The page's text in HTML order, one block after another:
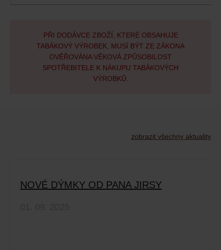
PŘI DODÁVCE ZBOŽÍ, KTERÉ OBSAHUJE
TABÁKOVÝ VÝROBEK, MUSÍ BÝT ZE ZÁKONA
OVĚŘOVÁNA VĚKOVÁ ZPŮSOBILOST
SPOTŘEBITELE K NÁKUPU TABÁKOVÝCH
VÝROBKŮ.
zobrazit všechny aktuality
NOVÉ DÝMKY OD PANA JIRSY